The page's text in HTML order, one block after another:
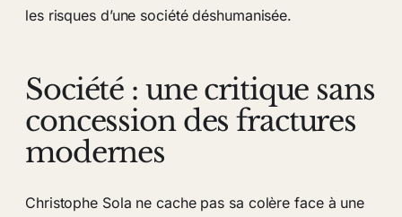
les risques d’une société déshumanisée.
Société : une critique sans
concession des fractures
modernes
Christophe Sola ne cache pas sa colère face à une